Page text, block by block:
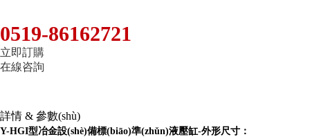
0519-86162721
立即訂購
在線咨詢
詳情 & 參數(shù)
Y-HGI型冶金設(shè)備標(biāo)準(zhǔn)液壓缸-外形尺寸：